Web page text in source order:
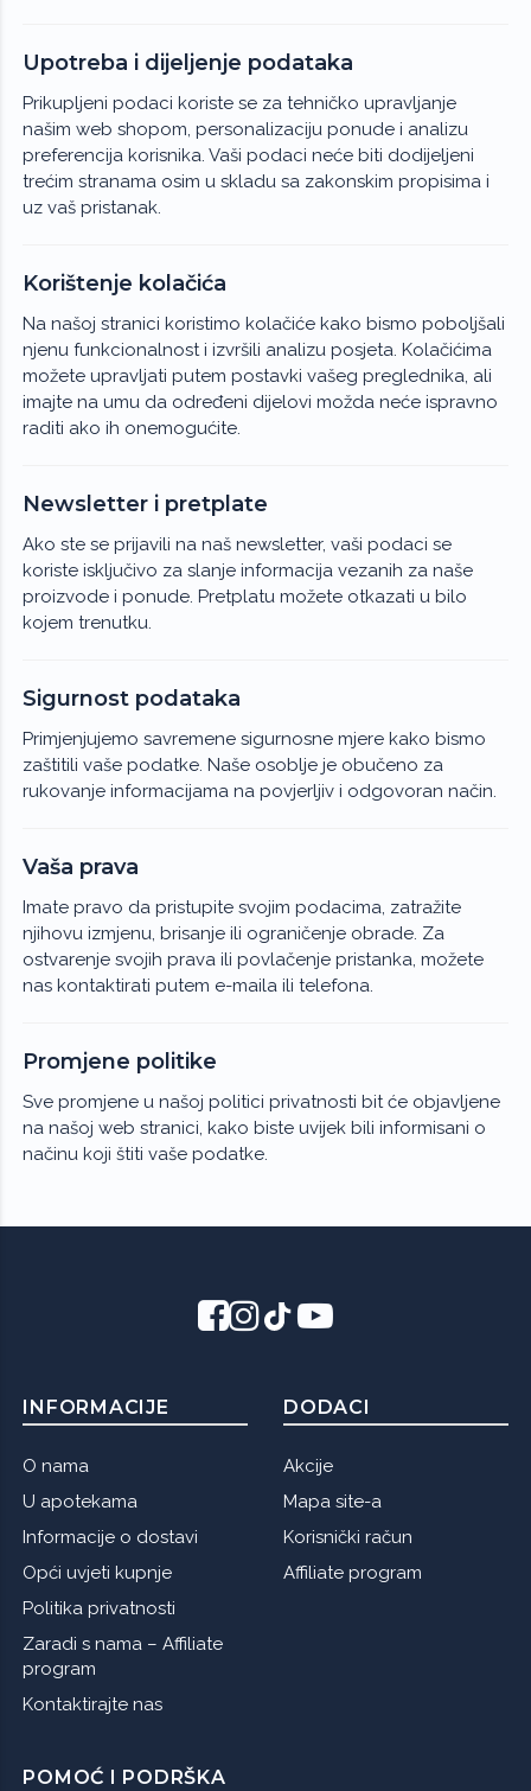
Upotreba i dijeljenje podataka
Prikupljeni podaci koriste se za tehničko upravljanje
našim web shopom, personalizaciju ponude i analizu
preferencija korisnika. Vaši podaci neće biti dodijeljeni
trećim stranama osim u skladu sa zakonskim propisima i
uz vaš pristanak.
Korištenje kolačića
Na našoj stranici koristimo kolačiće kako bismo poboljšali
njenu funkcionalnost i izvršili analizu posjeta. Kolačićima
možete upravljati putem postavki vašeg preglednika, ali
imajte na umu da određeni dijelovi možda neće ispravno
raditi ako ih onemogućite.
Newsletter i pretplate
Ako ste se prijavili na naš newsletter, vaši podaci se
koriste isključivo za slanje informacija vezanih za naše
proizvode i ponude. Pretplatu možete otkazati u bilo
kojem trenutku.
Sigurnost podataka
Primjenjujemo savremene sigurnosne mjere kako bismo
zaštitili vaše podatke. Naše osoblje je obučeno za
rukovanje informacijama na povjerljiv i odgovoran način.
Vaša prava
Imate pravo da pristupite svojim podacima, zatražite
njihovu izmjenu, brisanje ili ograničenje obrade. Za
ostvarenje svojih prava ili povlačenje pristanka, možete
nas kontaktirati putem e-maila ili telefona.
Promjene politike
Sve promjene u našoj politici privatnosti bit će objavljene
na našoj web stranici, kako biste uvijek bili informisani o
načinu koji štiti vaše podatke.
INFORMACIJE
O nama
U apotekama
Informacije o dostavi
Opći uvjeti kupnje
Politika privatnosti
Zaradi s nama – Affiliate
program
Kontaktirajte nas
DODACI
Akcije
Mapa site-a
Korisnički račun
Affiliate program
POMOĆ I PODRŠKA